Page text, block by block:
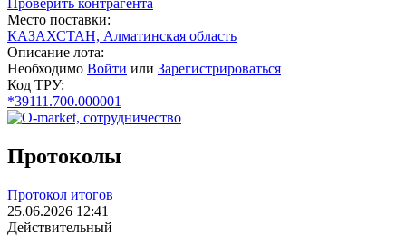
Проверить контрагента
Место поставки:
КАЗАХСТАН, Алматинская область
Описание лота:
Необходимо Войти или Зарегистрироваться
Код ТРУ:
*39111.700.000001
Протоколы
Протокол итогов
25.06.2026 12:41
Действительный